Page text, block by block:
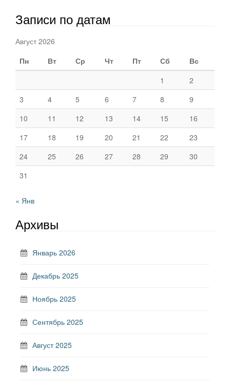
Записи по датам
Август 2026
Пн
Вт Ср Чт Пт Сб
Вс
1
2
3
4 5 6 7 8
9
10
11 12 13 14 15
16
17
18 19 20 21 22
23
24
25 26 27 28 29
30
31
« Янв
Архивы
Январь 2026
Декабрь 2025
Ноябрь 2025
Сентябрь 2025
Август 2025
Июнь 2025